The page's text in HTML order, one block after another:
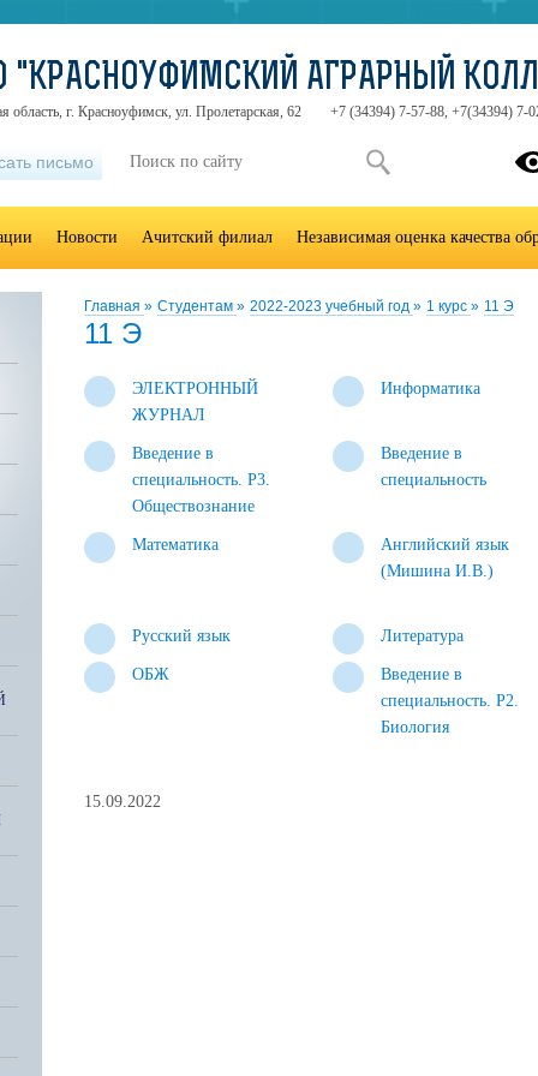
Главная » Студентам » 2022-2023 учебный год » 1 курс » 11 Э
11 Э
ЭЛЕКТРОННЫЙ
ЖУРНАЛ
Информатика
Введение в
специальность. Р3.
Обществознание
Введение в
специальность
Математика
Английский язык
(Мишина И.В.)
Русский язык Литература
ОБЖ
Введение в
специальность. Р2.
Биология
15.09.2022
"КРАСНОУФИМСКИЙ АГРАРНЫЙ
область, г. Красноуфимск, ул. Пролетарская, 62 +7 (34394) 7-57-88, +7(34394) 7-
письмо
Новости Ачитский филиал Независимая оценка качества